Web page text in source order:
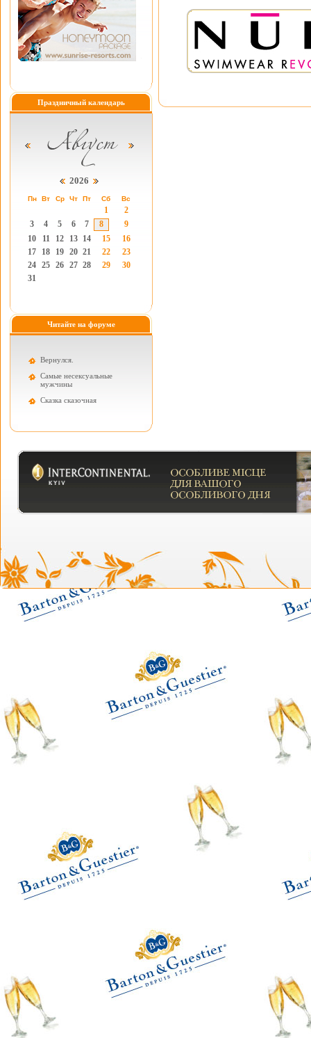
Праздничный календарь
2026
Пн Вт Ср Чт Пт Сб Вс
1
2
3
4 5 6 7 8
9
10
11 12 13 14 15
16
17
18 19 20 21 22
23
24 25 26 27 28 29
30
31
Читайте на форуме
Вернулся.
Самые несексуальные
мужчины
Cказка сказочная